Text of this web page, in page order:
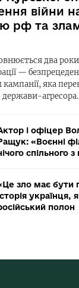
війни
рф та
два
—
яка
держави-
і офіцер
«Воєнні
спільного
зло має бути
полон